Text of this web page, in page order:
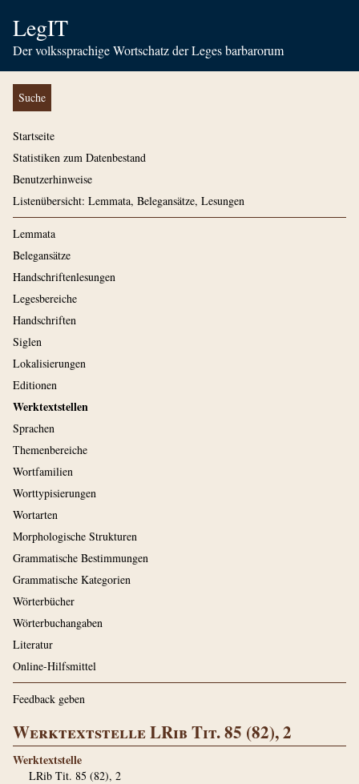
LegIT
Der volkssprachige Wortschatz der Leges barbarorum
Suche
Startseite
Statistiken zum Datenbestand
Benutzerhinweise
Listenübersicht: Lemmata, Belegansätze, Lesungen
Lemmata
Belegansätze
Handschriftenlesungen
Legesbereiche
Handschriften
Siglen
Lokalisierungen
Editionen
Werktextstellen
Sprachen
Themenbereiche
Wortfamilien
Worttypisierungen
Wortarten
Morphologische Strukturen
Grammatische Bestimmungen
Grammatische Kategorien
Wörterbücher
Wörterbuchangaben
Literatur
Online-Hilfsmittel
Feedback geben
Werktextstelle LRib Tit. 85 (82), 2
Werktextstelle
LRib Tit. 85 (82), 2